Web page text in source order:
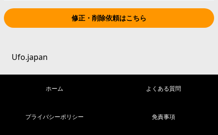
修正・削除依頼はこちら
Ufo.japan
ホーム よくある質問
プライバシーポリシー 免責事項